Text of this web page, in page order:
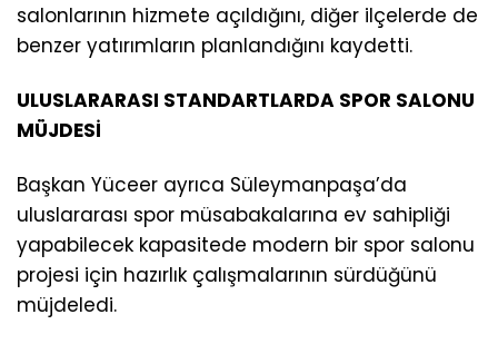
salonlarının hizmete açıldığını, diğer ilçelerde de
benzer yatırımların planlandığını kaydetti.
ULUSLARARASI STANDARTLARDA SPOR SALONU
MÜJDESİ
Başkan Yüceer ayrıca Süleymanpaşa’da
uluslararası spor müsabakalarına ev sahipliği
yapabilecek kapasitede modern bir spor salonu
projesi için hazırlık çalışmalarının sürdüğünü
müjdeledi.